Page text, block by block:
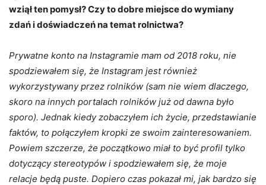
wziął ten pomysł? Czy to dobre miejsce do wymiany
zdań i doświadczeń na temat rolnictwa?
Prywatne konto na Instagramie mam od 2018 roku, nie
spodziewałem się, że Instagram jest również
wykorzystywany przez rolników (sam nie wiem dlaczego,
skoro na innych portalach rolników już od dawna było
sporo). Jednak kiedy zobaczyłem ich życie, przedstawianie
faktów, to połączyłem kropki ze swoim zainteresowaniem.
Powiem szczerze, że początkowo miał to być profil tylko
dotyczący stereotypów i spodziewałem się, że moje
relacje będą puste. Dopiero czas pokazał mi, jak bardzo się